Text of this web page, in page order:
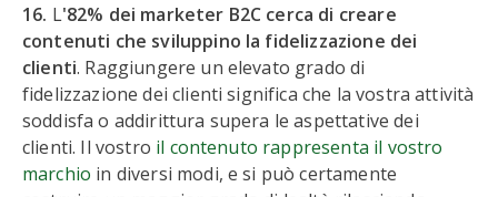
16. L'82% dei marketer B2C cerca di creare
contenuti che sviluppino la fidelizzazione dei
clienti. Raggiungere un elevato grado di
fidelizzazione dei clienti significa che la vostra attività
soddisfa o addirittura supera le aspettative dei
clienti. Il vostro il contenuto rappresenta il vostro
marchio in diversi modi, e si può certamente